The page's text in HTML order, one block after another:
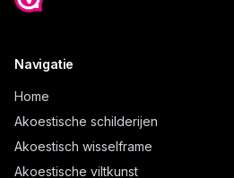
Navigatie
Home
Akoestische schilderijen
Akoestisch wisselframe
Akoestische viltkunst